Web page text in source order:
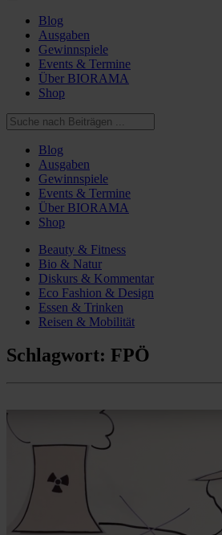
Blog
Ausgaben
Gewinnspiele
Events & Termine
Über BIORAMA
Shop
Blog
Ausgaben
Gewinnspiele
Events & Termine
Über BIORAMA
Shop
Beauty & Fitness
Bio & Natur
Diskurs & Kommentar
Eco Fashion & Design
Essen & Trinken
Reisen & Mobilität
Schlagwort: FPÖ